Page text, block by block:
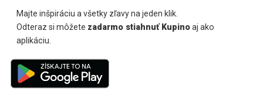
Majte inšpiráciu a všetky zľavy na jeden klik.
Odteraz si môžete zadarmo stiahnuť Kupinoaj ako
aplikáciu.